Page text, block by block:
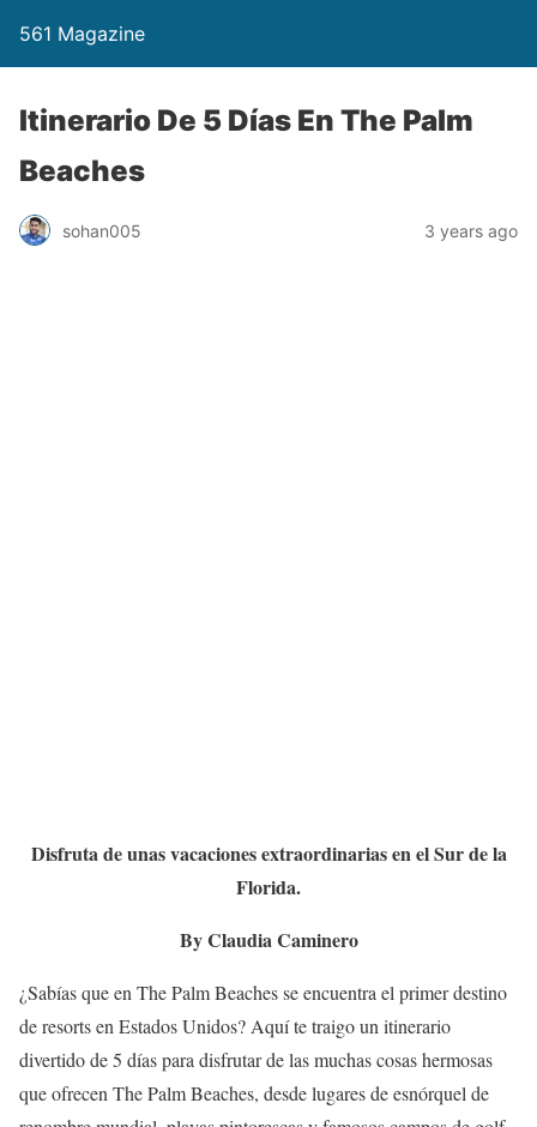
561 Magazine
Itinerario De 5 Días En The Palm
Beaches
sohan005 3 years ago
Disfruta de unas vacaciones extraordinarias en el Sur de la
Florida.
By Claudia Caminero
¿Sabías que en The Palm Beaches se encuentra el primer destino
de resorts en Estados Unidos? Aquí te traigo un itinerario
divertido de 5 días para disfrutar de las muchas cosas hermosas
que ofrecen The Palm Beaches, desde lugares de esnórquel de